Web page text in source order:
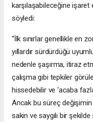
karşılaşabileceğine işaret
söyledi:
“İlk sınırlar genellikle en
yıllardır sürdürdüğü
nedenle şaşırma, itiraz
çalışma gibi tepkiler
hissedebilir ve ‘acaba
Ancak bu süreç değişimin
sakin ve saygılı bir